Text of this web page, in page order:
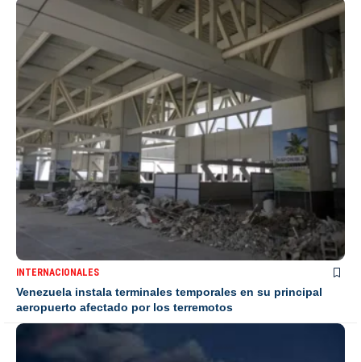
INTERNACIONALES
Venezuela instala terminales temporales en su principal
aeropuerto afectado por los terremotos